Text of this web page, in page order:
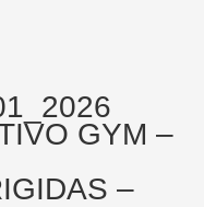
GYM –
–